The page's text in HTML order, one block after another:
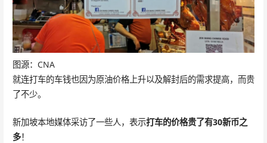
图源：CNA
就连打车的车钱也因为原油价格上升以及解封后的需求提高，而贵
了不少。
新加坡本地媒体采访了一些人，表示打车的价格贵了有30新币之
多！